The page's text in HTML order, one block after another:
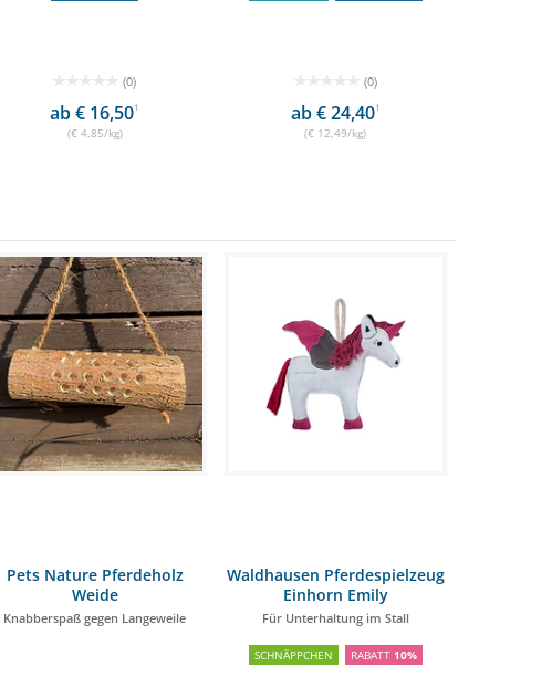
(0)
ab € 16,501
(€ 4,85/kg)
(0)
ab € 24,401
(€ 12,49/kg)
Pets Nature Pferdeholz
Weide
Knabberspaß gegen Langeweile
Waldhausen Pferdespielzeug
Einhorn Emily
Für Unterhaltung im Stall
SCHNÄPPCHEN RABATT 10%